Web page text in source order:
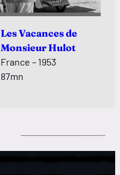
Les Vacances de
Monsieur Hulot
France – 1953
87mn